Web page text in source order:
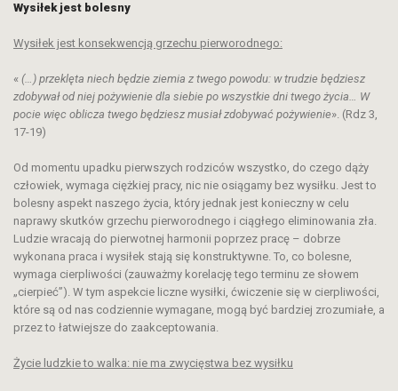
Wysiłek jest bolesny
Wysiłek jest konsekwencją grzechu pierworodnego:
« (…) przeklęta niech będzie ziemia z twego powodu: w trudzie będziesz
zdobywał od niej pożywienie dla siebie po wszystkie dni twego życia… W
pocie więc oblicza twego będziesz musiał zdobywać pożywienie». (Rdz 3,
17-19)
Od momentu upadku pierwszych rodziców wszystko, do czego dąży
człowiek, wymaga ciężkiej pracy, nic nie osiągamy bez wysiłku. Jest to
bolesny aspekt naszego życia, który jednak jest konieczny w celu
naprawy skutków grzechu pierworodnego i ciągłego eliminowania zła.
Ludzie wracają do pierwotnej harmonii poprzez pracę – dobrze
wykonana praca i wysiłek stają się konstruktywne. To, co bolesne,
wymaga cierpliwości (zauważmy korelację tego terminu ze słowem
„cierpieć”). W tym aspekcie liczne wysiłki, ćwiczenie się w cierpliwości,
które są od nas codziennie wymagane, mogą być bardziej zrozumiałe, a
przez to łatwiejsze do zaakceptowania.
Życie ludzkie to walka: nie ma zwycięstwa bez wysiłku